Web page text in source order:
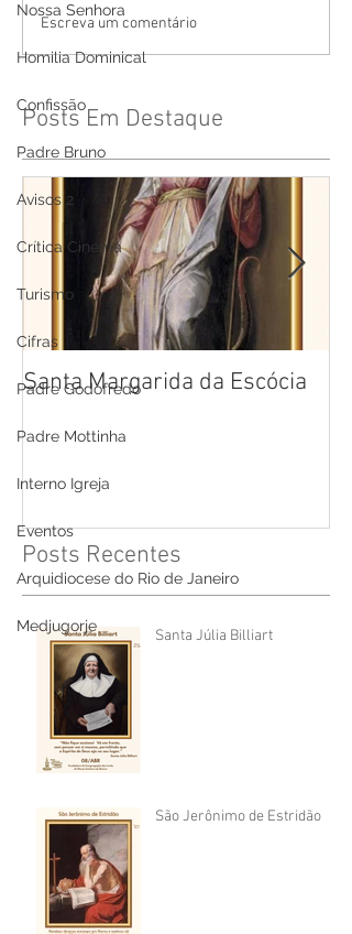
Nossa Senhora
Homilia Dominical
Confissão
Padre Bruno
Avisos 2
Crítica Cinema
Turismo
Cifras
Padre Godofredo
Padre Mottinha
Interno Igreja
Eventos
Arquidiocese do Rio de Janeiro
Medjugorje
Escreva um comentário
Posts Em Destaque
Santa Margarida da Escócia
Posts Recentes
Santa Júlia Billiart
São Jerônimo de Estridão